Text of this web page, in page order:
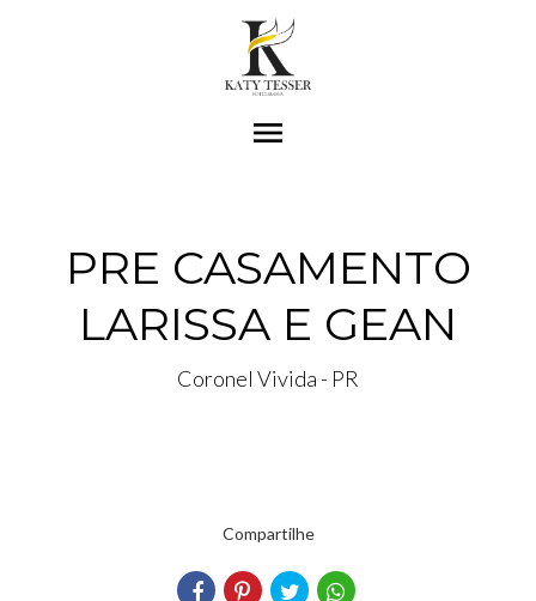
menu
PRE CASAMENTO
LARISSA E GEAN
Coronel Vivida - PR
Compartilhe